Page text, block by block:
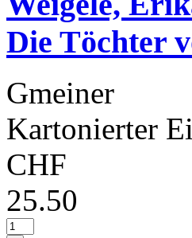
Die Töchter
Gmeiner
Kartonierter
CHF
25.50